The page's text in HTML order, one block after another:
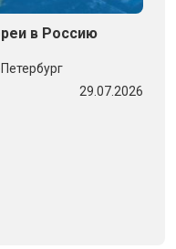
в Россию
29.07.2026